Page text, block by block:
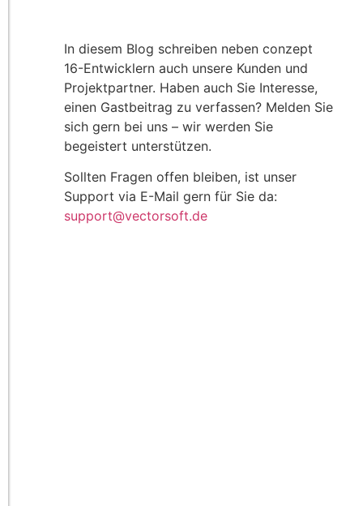
In diesem Blog schreiben neben conzept
16-Entwicklern auch unsere Kunden und
Projektpartner. Haben auch Sie Interesse,
einen Gastbeitrag zu verfassen? Melden Sie
sich gern bei uns – wir werden Sie
begeistert unterstützen.
Sollten Fragen offen bleiben, ist unser
Support via E-Mail gern für Sie da:
support@vectorsoft.de